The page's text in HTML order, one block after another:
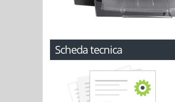
Scheda tecnica